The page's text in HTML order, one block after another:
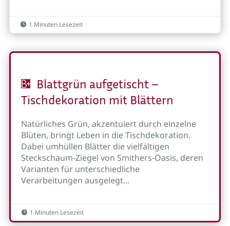
 1 Minuten Lesezeit
Blattgrün aufgetischt –
Tischdekoration mit Blättern
Natürliches Grün, akzentuiert durch einzelne
Blüten, bringt Leben in die Tischdekoration.
Dabei umhüllen Blätter die vielfältigen
Steckschaum-Ziegel von Smithers-Oasis, deren
Varianten für unterschiedliche
Verarbeitungen ausgelegt...
 1 Minuten Lesezeit